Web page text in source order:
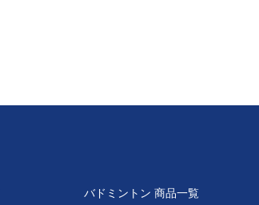
バドミントン 商品一覧